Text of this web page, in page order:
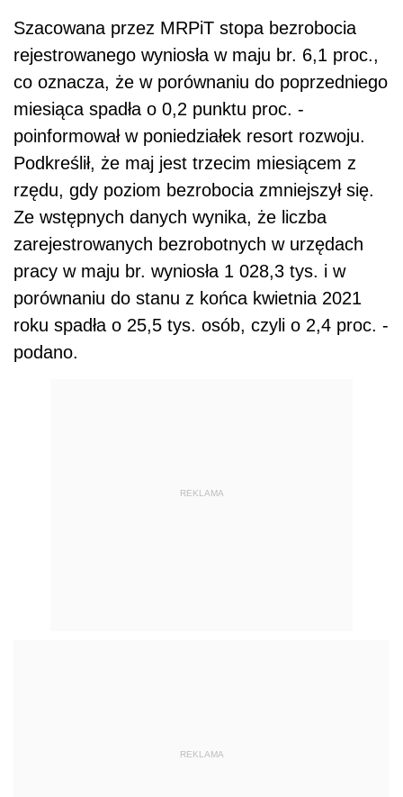
Szacowana przez MRPiT stopa bezrobocia
rejestrowanego wyniosła w maju br. 6,1 proc.,
co oznacza, że w porównaniu do poprzedniego
miesiąca spadła o 0,2 punktu proc. -
poinformował w poniedziałek resort rozwoju.
Podkreślił, że maj jest trzecim miesiącem z
rzędu, gdy poziom bezrobocia zmniejszył się.
Ze wstępnych danych wynika, że liczba
zarejestrowanych bezrobotnych w urzędach
pracy w maju br. wyniosła 1 028,3 tys. i w
porównaniu do stanu z końca kwietnia 2021
roku spadła o 25,5 tys. osób, czyli o 2,4 proc. -
podano.
REKLAMA
REKLAMA